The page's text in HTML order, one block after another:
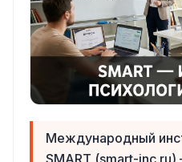
Международный
SMART (smart-